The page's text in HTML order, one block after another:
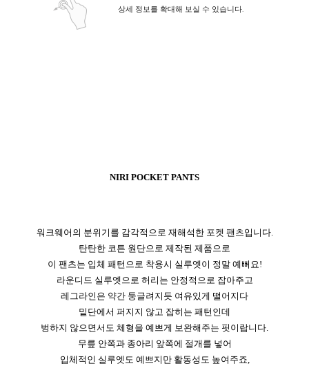
상세 정보를 확대해 보실 수 있습니다.
NIRI POCKET PANTS
워크웨어의 분위기를 감각적으로 재해석한 포켓 팬츠입니다.
탄탄한 코튼 원단으로 제작된 제품으로
이 팬츠는 입체 패턴으로 착용시 실루엣이 정말 예뻐요!
라운디드 실루엣으로 허리는 안정적으로 잡아주고
레그라인은 약간 둥글려지듯 여유있게 떨어지다
밑단에서 퍼지지 않고 잡히는 패턴인데
벙하지 않으면서도 체형을 예쁘게 보완해주는 핏이랍니다.
무릎 안쪽과 종아리 앞쪽에 절개를 넣어
입체적인 실루엣도 예쁘지만 활동성도 높여주죠,